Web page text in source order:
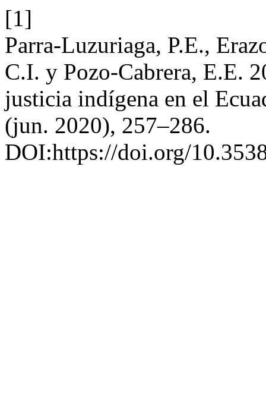
[1]
Parra-Luzuriaga, P.E.,
C.I. y Pozo-Cabrera, E.E.
justicia indígena en el
(jun. 2020), 257–286.
DOI:https://doi.org/